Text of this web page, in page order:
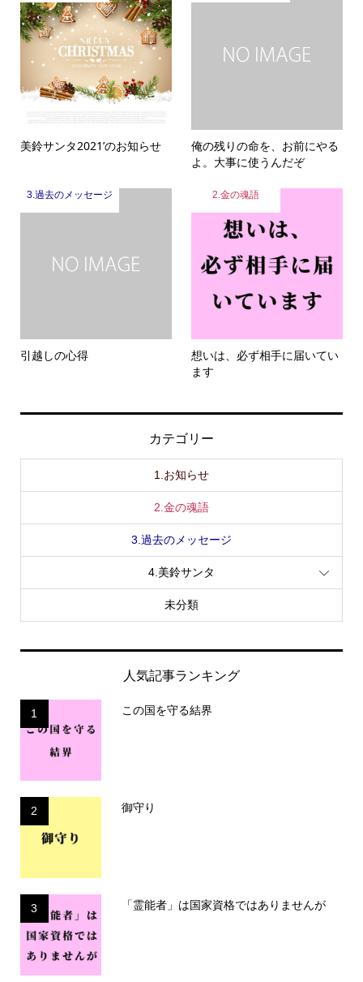
美鈴サンタ2021’のお知らせ
俺の残りの命を、お前にやる
よ。大事に使うんだぞ
3.過去のメッセージ
引越しの心得
2.金の魂語
想いは、必ず相手に届いてい
ます
カテゴリー
1.お知らせ
2.金の魂語
3.過去のメッセージ
4.美鈴サンタ
未分類
人気記事ランキング
1 この国を守る結界
2 御守り
3 「霊能者」は国家資格ではありませんが